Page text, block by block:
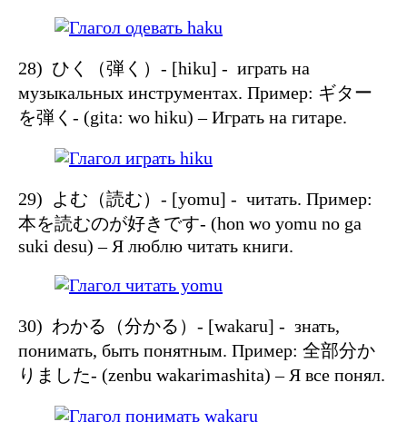
28) ひく（弾く）- [hiku] - играть на
музыкальных инструментах. Пример: ギター
を弾く- (gita: wo hiku) – Играть на гитаре.
29) よむ（読む）- [yomu] - читать. Пример:
本を読むのが好きです- (hon wo yomu no ga
suki desu) – Я люблю читать книги.
30) わかる（分かる）- [wakaru] - знать,
понимать, быть понятным. Пример: 全部分か
りました- (zenbu wakarimashita) – Я все понял.